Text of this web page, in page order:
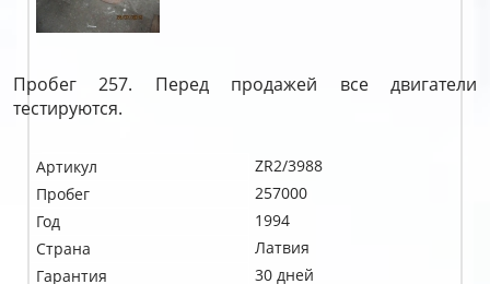
Пробег 257. Перед продажей все двигатели
тестируются.
Артикул
ZR2/3988
Пробег
257000
Год
1994
Страна
Латвия
Гарантия
30 дней